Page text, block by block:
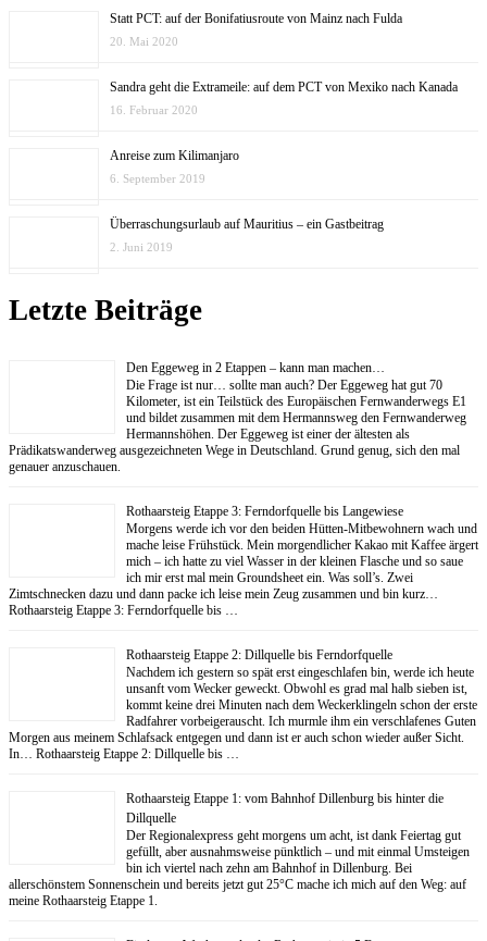
Statt PCT: auf der Bonifatiusroute von Mainz nach Fulda
20. Mai 2020
Sandra geht die Extrameile: auf dem PCT von Mexiko nach Kanada
16. Februar 2020
Anreise zum Kilimanjaro
6. September 2019
Überraschungsurlaub auf Mauritius – ein Gastbeitrag
2. Juni 2019
Letzte Beiträge
Den Eggeweg in 2 Etappen – kann man machen…
Die Frage ist nur… sollte man auch? Der Eggeweg hat gut 70
Kilometer, ist ein Teilstück des Europäischen Fernwanderwegs E1
und bildet zusammen mit dem Hermannsweg den Fernwanderweg
Hermannshöhen. Der Eggeweg ist einer der ältesten als
Prädikatswanderweg ausgezeichneten Wege in Deutschland. Grund genug, sich den mal
genauer anzuschauen.
Rothaarsteig Etappe 3: Ferndorfquelle bis Langewiese
Morgens werde ich vor den beiden Hütten-Mitbewohnern wach und
mache leise Frühstück. Mein morgendlicher Kakao mit Kaffee ärgert
mich – ich hatte zu viel Wasser in der kleinen Flasche und so saue
ich mir erst mal mein Groundsheet ein. Was soll’s. Zwei
Zimtschnecken dazu und dann packe ich leise mein Zeug zusammen und bin kurz…
Rothaarsteig Etappe 3: Ferndorfquelle bis …
Rothaarsteig Etappe 2: Dillquelle bis Ferndorfquelle
Nachdem ich gestern so spät erst eingeschlafen bin, werde ich heute
unsanft vom Wecker geweckt. Obwohl es grad mal halb sieben ist,
kommt keine drei Minuten nach dem Weckerklingeln schon der erste
Radfahrer vorbeigerauscht. Ich murmle ihm ein verschlafenes Guten
Morgen aus meinem Schlafsack entgegen und dann ist er auch schon wieder außer Sicht.
In… Rothaarsteig Etappe 2: Dillquelle bis …
Rothaarsteig Etappe 1: vom Bahnhof Dillenburg bis hinter die
Dillquelle
Der Regionalexpress geht morgens um acht, ist dank Feiertag gut
gefüllt, aber ausnahmsweise pünktlich – und mit einmal Umsteigen
bin ich viertel nach zehn am Bahnhof in Dillenburg. Bei
allerschönstem Sonnenschein und bereits jetzt gut 25°C mache ich mich auf den Weg: auf
meine Rothaarsteig Etappe 1.